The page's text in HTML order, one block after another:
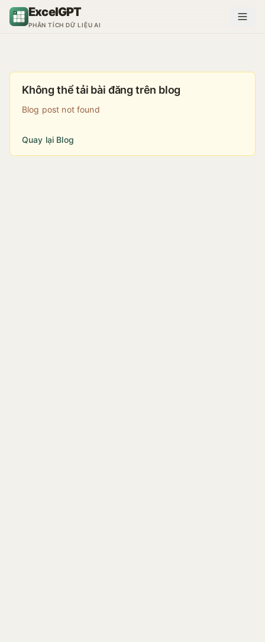
Nhảy đến nội dung
ExcelGPT
PHÂN TÍCH DỮ LIỆU AI
Không thể tải bài đăng trên blog
Blog post not found
Quay lại Blog